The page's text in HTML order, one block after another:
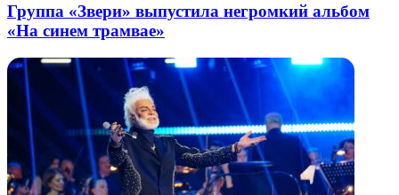
Группа «Звери» выпустила негромкий альбом
«На синем трамвае»